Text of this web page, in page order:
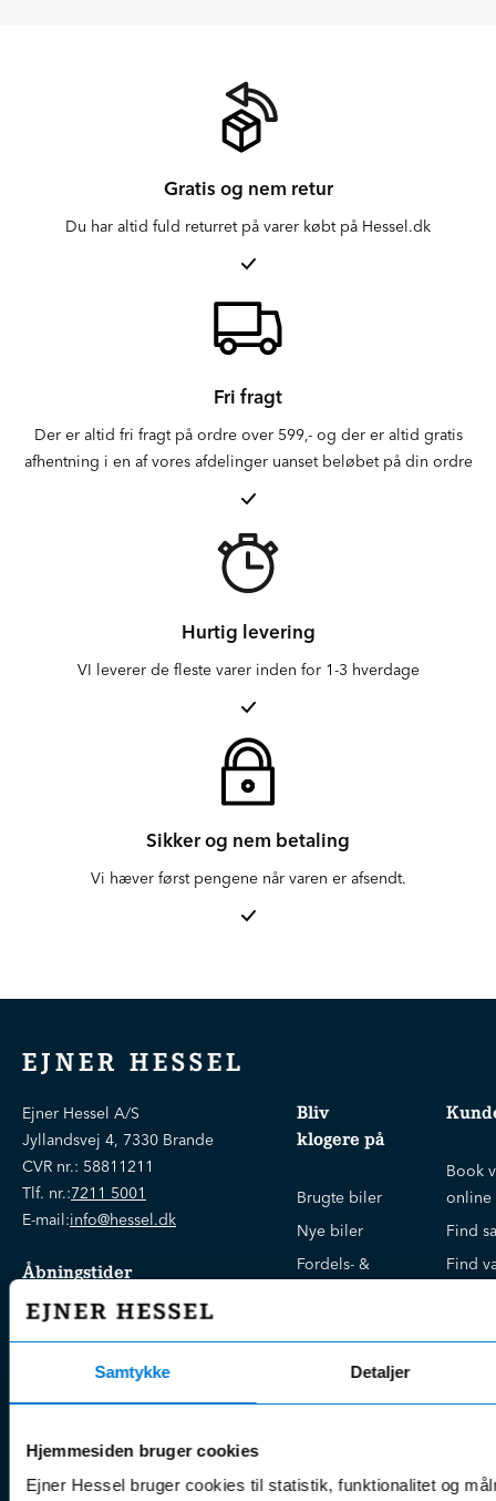
Samtykke Detaljer
Hjemmesiden bruger cookies
Ejner Hessel bruger cookies til statistik, funktionalitet og
Gratis og nem retur
Du har altid fuld returret på varer købt på Hessel.dk
Fri fragt
Der er altid fri fragt på ordre over 599,- og der er altid gratis
afhentning i en af vores afdelinger uanset beløbet på din ordre
Hurtig levering
VI leverer de fleste varer inden for 1-3 hverdage
Sikker og nem betaling
Vi hæver først pengene når varen er afsendt.
EJNER HESSEL
Ejner Hessel A/S
Jyllandsvej 4, 7330 Brande
CVR nr.: 58811211
Tlf. nr.:7211 5001
E-mail:info@hessel.dk
Åbningstider
Man - Fre:
07.30 - 17.30
Bliv
klogere på
Brugte biler
Nye biler
Fordels- &
Kampagner
& nyheder
Book
online
Find
Find